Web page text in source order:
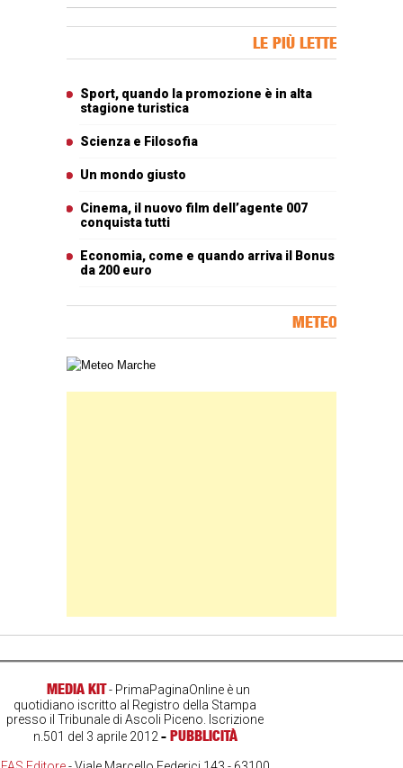
LE PIÙ LETTE
Sport, quando la promozione è in alta
stagione turistica
Scienza e Filosofia
Un mondo giusto
Cinema, il nuovo film dell’agente 007
conquista tutti
Economia, come e quando arriva il Bonus
da 200 euro
METEO
Carta meteorologica delle Marche
MEDIA KIT- PrimaPaginaOnline è un
quotidiano iscritto al Registro della Stampa
presso il Tribunale di Ascoli Piceno. Iscrizione
n.501 del 3 aprile 2012 - PUBBLICITÀ